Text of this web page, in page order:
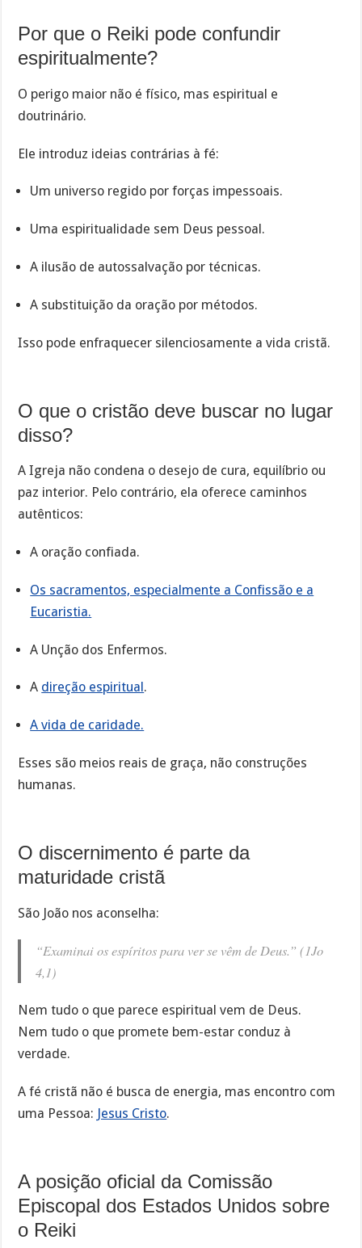
Por que o Reiki pode confundir
espiritualmente?
O perigo maior não é físico, mas espiritual e
doutrinário.
Ele introduz ideias contrárias à fé:
Um universo regido por forças impessoais.
Uma espiritualidade sem Deus pessoal.
A ilusão de autossalvação por técnicas.
A substituição da oração por métodos.
Isso pode enfraquecer silenciosamente a vida cristã.
O que o cristão deve buscar no lugar
disso?
A Igreja não condena o desejo de cura, equilíbrio ou
paz interior. Pelo contrário, ela oferece caminhos
autênticos:
A oração confiada.
Os sacramentos, especialmente a Confissão e a
Eucaristia.
A Unção dos Enfermos.
A direção espiritual .
A vida de caridade.
Esses são meios reais de graça, não construções
humanas.
O discernimento é parte da
maturidade cristã
São João nos aconselha:
“Examinai os espíritos para ver se vêm de Deus.” (1Jo
4,1)
Nem tudo o que parece espiritual vem de Deus.
Nem tudo o que promete bem-estar conduz à
verdade.
A fé cristã não é busca de energia, mas encontro com
uma Pessoa: Jesus Cristo.
A posição oficial da Comissão
Episcopal dos Estados Unidos sobre
o Reiki